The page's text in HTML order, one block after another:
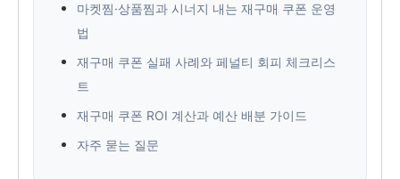
마켓찜·상품찜과 시너지 내는 재구매 쿠폰 운영
법
재구매 쿠폰 실패 사례와 페널티 회피 체크리스
트
재구매 쿠폰 ROI 계산과 예산 배분 가이드
자주 묻는 질문